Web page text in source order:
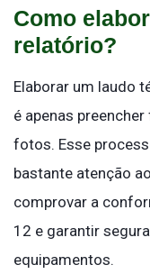
Como
relatório?
Elaborar um laudo
é apenas
fotos. Esse
bastante atenção
comprovar a
12 e garantir
equipamentos.